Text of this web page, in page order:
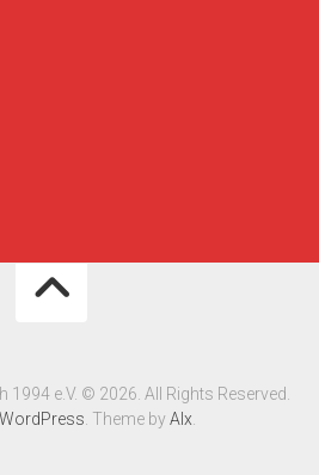
1994 e.V. © 2026. All Rights Reserved.
WordPress . Theme byAlx